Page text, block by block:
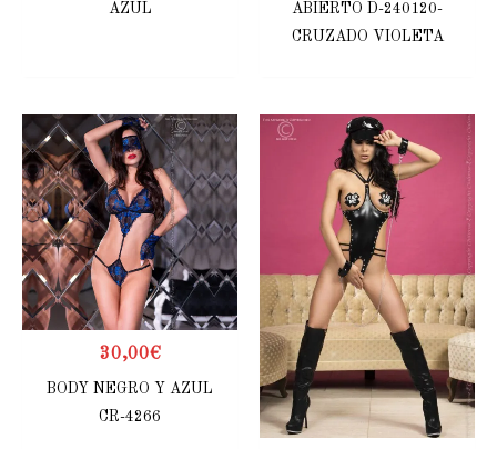
AZUL
ABIERTO D-240120-
CRUZADO VIOLETA
30,00€
BODY NEGRO Y AZUL
CR-4266